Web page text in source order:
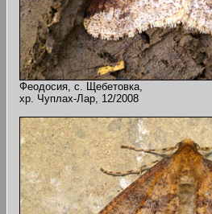
Феодосия, с. Щебетовка,
хр. Чуплах-Лар, 12/2008